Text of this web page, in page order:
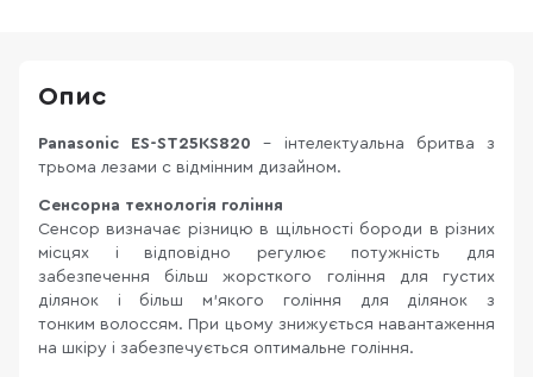
Опис
Panasonic ES-ST25KS820 - інтелектуальна бритва з
трьома лезами c відмінним дизайном.
Сенсорна технологія гоління
Сенсор визначає різницю в щільності бороди в різних
місцях і відповідно регулює потужність для
забезпечення більш жорсткого гоління для густих
ділянок і більш м'якого гоління для ділянок з
тонким волоссям. При цьому знижується навантаження
на шкіру і забезпечується оптимальне гоління.